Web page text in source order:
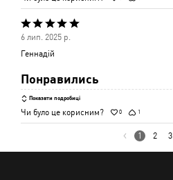
Оцінено
5
5
6 лип. 2025 р.
Геннадій
Понравились
Показати подробиці
Чи було це корисним? 0 1
1 2 3